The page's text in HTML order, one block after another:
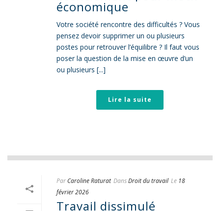
économique
Votre société rencontre des difficultés ? Vous
pensez devoir supprimer un ou plusieurs
postes pour retrouver l’équilibre ? Il faut vous
poser la question de la mise en œuvre d’un
ou plusieurs [...]
Lire la suite
Par Caroline Raturat DansDroit du travail Le 18
février 2026
Travail dissimulé